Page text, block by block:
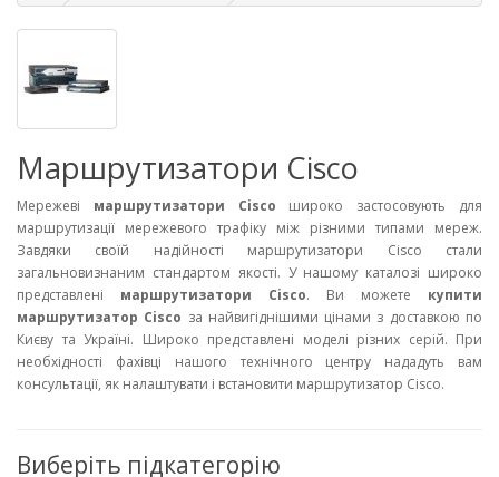
Маршрутизатори Cisco
Мережеві маршрутизатори Cisco широко застосовують для
маршрутизації мережевого трафіку між різними типами мереж.
Завдяки своїй надійності маршрутизатори Cisco стали
загальновизнаним стандартом якості. У нашому каталозі широко
представлені маршрутизатори Cisco. Ви можете купити
маршрутизатор Cisco за найвигіднішими цінами з доставкою по
Києву та Україні. Широко представлені моделі різних серій. При
необхідності фахівці нашого технічного центру нададуть вам
консультації, як налаштувати і встановити маршрутизатор Cisco.
Виберіть підкатегорію